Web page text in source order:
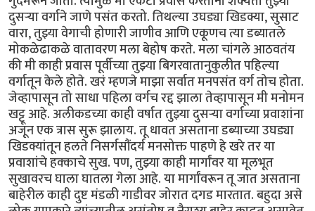
दुसऱ्या वर्गाने जाणे पसंत करतो. तिथल्या उघड्या खिडक्या, सुसाट
वारा, तुझ्या वेगाची होणारी जाणीव आणि एकूणच त्या डब्यातले
मोकळेढाकळे वातावरण मला बेहोष करते. मला चांगले आठवतंय
की मी काही प्रवास पूर्वीच्या तुझ्या बिगरवातानुकुलीत पहिल्या
वर्गातून केले होते. खरं म्हणजे माझा सर्वात मनपसंत वर्ग तोच होता.
जेव्हापासून तो साधा पहिला वर्गच रद्द झाला तेव्हापासून मी मनोमन
खट्टू आहे. अलीकडच्या काही वर्षात तुझ्या दुसऱ्या वर्गाच्या प्रवाशांना
अजून एक त्रास सुरू झालाय. तू धावत असताना डब्याच्या उघड्या
खिडक्यांतून हलते निसर्गसौंदर्य मनसोक्त पाहणे हे खरे तर या
प्रवाशांचे हक्काचे सुख. पण, तुझ्या काही मार्गांवर या मूलभूत
सुखावरच घाला घातला गेला आहे. या मार्गांवरून तू जात असताना
बाहेरील काही दुष्ट मंडळी गाडीवर जोरात दगड मारतात. बहुदा असे